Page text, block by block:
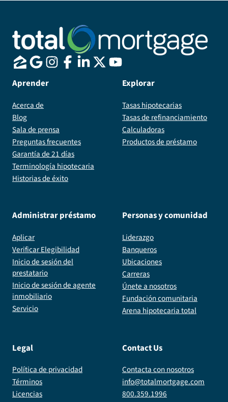
Aprender
Acerca de
Blog
Sala de prensa
Preguntas frecuentes
Garantía de 21 días
Terminología hipotecaria
Historias de éxito
Explorar
Tasas hipotecarias
Tasas de refinanciamiento
Calculadoras
Productos de préstamo
Administrar préstamo
Aplicar
Verificar Elegibilidad
Inicio de sesión del
prestatario
Inicio de sesión de agente
inmobiliario
Servicio
Personas y comunidad
Liderazgo
Banqueros
Ubicaciones
Carreras
Únete a nosotros
Fundación comunitaria
Arena hipotecaria total
Legal
Política de privacidad
Términos
Licencias
Contact Us
Contacta con nosotros
info@totalmortgage.com
800.359.1996